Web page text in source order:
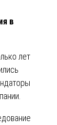
в
лет